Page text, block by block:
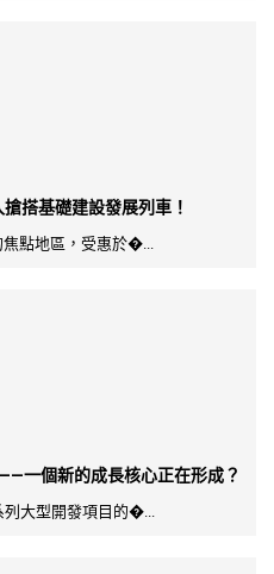
搭基礎建設發展列車！
焦點地區，受惠於�...
一個新的成長核心正在形成？
列大型開發項目的�...